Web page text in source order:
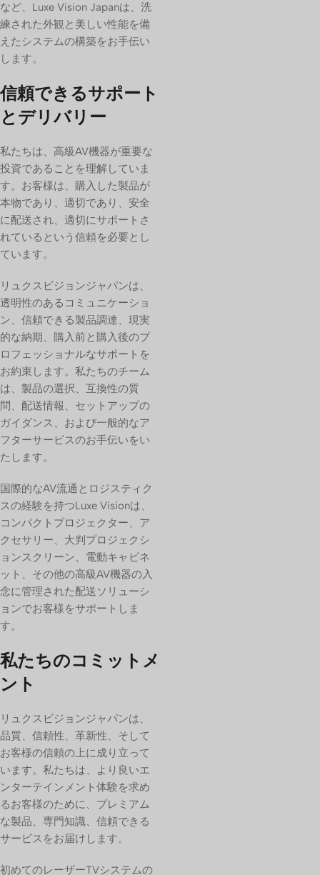
など、Luxe Vision Japanは、洗
練された外観と美しい性能を備
えたシステムの構築をお手伝い
します。
信頼できるサポート
とデリバリー
私たちは、高級AV機器が重要な
投資であることを理解していま
す。お客様は、購入した製品が
本物であり、適切であり、安全
に配送され、適切にサポートさ
れているという信頼を必要とし
ています。
リュクスビジョンジャパンは、
透明性のあるコミュニケーショ
ン、信頼できる製品調達、現実
的な納期、購入前と購入後のプ
ロフェッショナルなサポートを
お約束します。私たちのチーム
は、製品の選択、互換性の質
問、配送情報、セットアップの
ガイダンス、および一般的なア
フターサービスのお手伝いをい
たします。
国際的なAV流通とロジスティク
スの経験を持つLuxe Visionは、
コンパクトプロジェクター、ア
クセサリー、大判プロジェクシ
ョンスクリーン、電動キャビネ
ット、その他の高級AV機器の入
念に管理された配送ソリューシ
ョンでお客様をサポートしま
す。
私たちのコミットメ
ント
リュクスビジョンジャパンは、
品質、信頼性、革新性、そして
お客様の信頼の上に成り立って
います。私たちは、より良いエ
ンターテインメント体験を求め
るお客様のために、プレミアム
な製品、専門知識、信頼できる
サービスをお届けします。
初めてのレーザーTVシステムの